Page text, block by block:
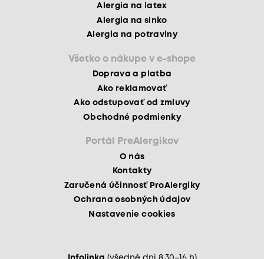
Alergia na latex
Alergia na slnko
Alergia na potraviny
Všetko o nákupe v e-shope
Doprava a platba
Ako reklamovať
Ako odstupovať od zmluvy
Obchodné podmienky
Portál PreAlergikov
O nás
Kontakty
Zaručená účinnosť ProAlergiky
Ochrana osobných údajov
Nastavenie cookies